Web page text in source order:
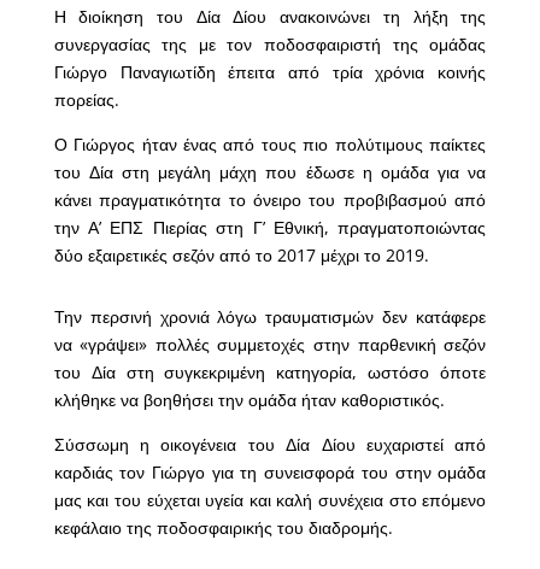
Η διοίκηση του Δία Δίου ανακοινώνει τη λήξη της
συνεργασίας της με τον ποδοσφαιριστή της ομάδας
Γιώργο Παναγιωτίδη έπειτα από τρία χρόνια κοινής
πορείας.
Ο Γιώργος ήταν ένας από τους πιο πολύτιμους παίκτες
του Δία στη μεγάλη μάχη που έδωσε η ομάδα για να
κάνει πραγματικότητα το όνειρο του προβιβασμού από
την Α’ ΕΠΣ Πιερίας στη Γ’ Εθνική, πραγματοποιώντας
δύο εξαιρετικές σεζόν από το 2017 μέχρι το 2019.
Την περσινή χρονιά λόγω τραυματισμών δεν κατάφερε
να «γράψει» πολλές συμμετοχές στην παρθενική σεζόν
του Δία στη συγκεκριμένη κατηγορία, ωστόσο όποτε
κλήθηκε να βοηθήσει την ομάδα ήταν καθοριστικός.
Σύσσωμη η οικογένεια του Δία Δίου ευχαριστεί από
καρδιάς τον Γιώργο για τη συνεισφορά του στην ομάδα
μας και του εύχεται υγεία και καλή συνέχεια στο επόμενο
κεφάλαιο της ποδοσφαιρικής του διαδρομής.